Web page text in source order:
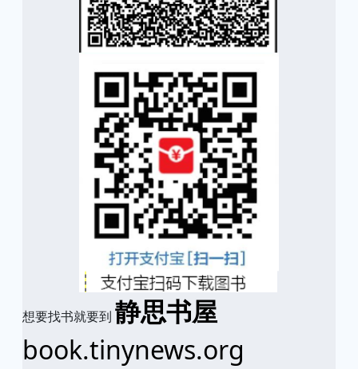
想要找书就要到 静思书屋
book.tinynews.org